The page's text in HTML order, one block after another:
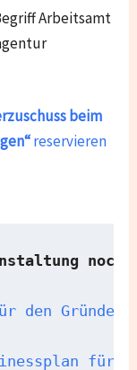
Arbeitsamt
beim
reservieren
den
für